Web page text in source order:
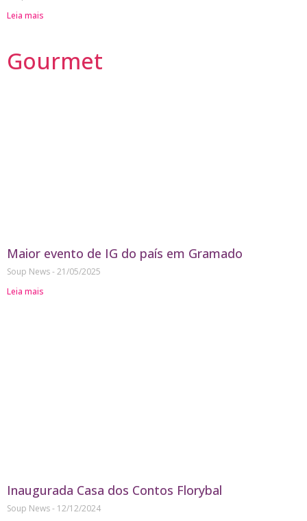
Leia mais
Gourmet
Maior evento de IG do país em Gramado
Soup News 21/05/2025
Leia mais
Inaugurada Casa dos Contos Florybal
Soup News
12/12/2024